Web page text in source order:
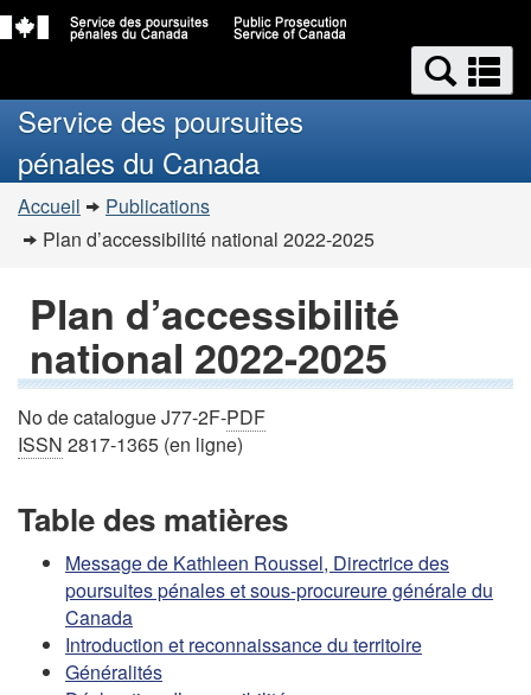
Passer
principal
Passer
version
HTML
et
menus
et
Service des poursuites
pénales du Canada
Vous
êtes
Accueil
Publications
Plan d’accessibilité national 2022-2025
Plan d’accessibilité
national 2022-2025
No de catalogue J77-2F-PDF
ISSN 2817-1365 (en ligne)
Table des matières
Message de Kathleen Roussel, Directrice des
poursuites pénales et sous-procureure générale du
Canada
Introduction et reconnaissance du territoire
Généralités